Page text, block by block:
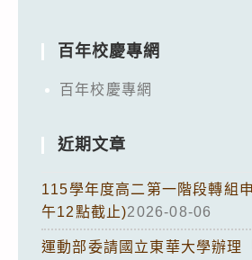
百年校慶專網
百年校慶專網
近期文章
115學年度高二第一階段轉組
午12點截止)2026-08-06
運動部委請國立東華大學辦理